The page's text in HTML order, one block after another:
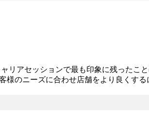
リアセッションで最も印象に残ったこ
のニーズに合わせ店舗をより良くす